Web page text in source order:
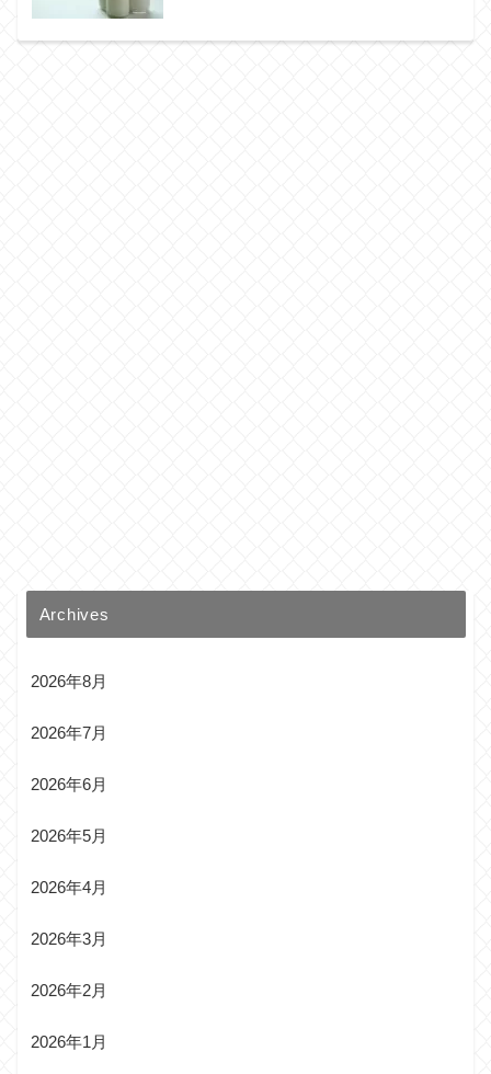
Archives
2026年8月
2026年7月
2026年6月
2026年5月
2026年4月
2026年3月
2026年2月
2026年1月